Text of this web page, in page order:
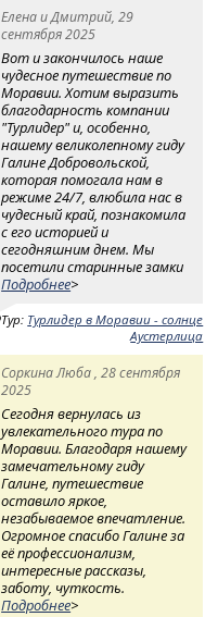
Елена и Дмитрий, 29
сентября 2025
Вот и закончилось наше
чудесное путешествие по
Моравии. Хотим выразить
благодарность компании
"Турлидер" и, особенно,
нашему великолепному гиду
Галине Добровольской,
которая помогала нам в
режиме 24/7, влюбила нас в
чудесный край, познакомила
с его историей и
сегодняшним днем. Мы
посетили старинные замки
Подробнее>
Тур: Турлидер в Моравии - солнце
Аустерлица
Соркина Люба , 28 сентября
2025
Сегодня вернулась из
увлекательного тура по
Моравии. Благодаря нашему
замечательному гиду
Галине, путешествие
оставило яркое,
незабываемое впечатление.
Огромное спасибо Галине за
её профессионализм,
интересные рассказы,
заботу, чуткость.
Подробнее>